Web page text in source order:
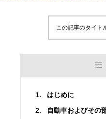
この記事のタイト
はじめに
自動車およびその